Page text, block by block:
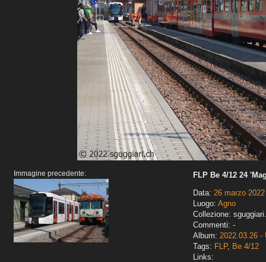
Immagine precedente:
FLP Be 4/12 24
Data: 26 marzo 2022
Luogo: Agno
Collezione:
Commenti: -
Album: 2022.03.26 -
Tags: FLP, Be 4/12
Links: